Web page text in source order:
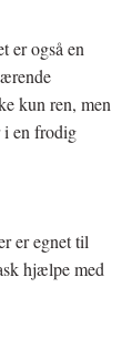
er også en
kun ren, men
i en frodig
er egnet til
hjælpe med